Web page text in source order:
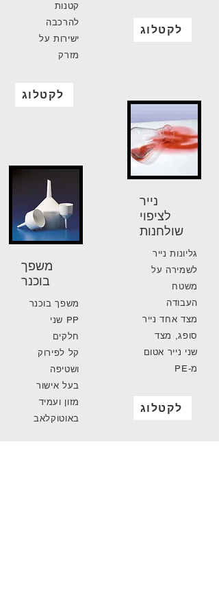
לקטלוג
נייר
לציפוי
שולחנות
גליונות נייר
לשמירה על
משטח
העבודה
מצד אחד נייר
סופג, מצד
שני נייר אטום
מ-PE
לקטלוג
קטנות
להרכבה
ישירות על
מזרק
לקטלוג
משפך
בוכנר
משפך בוכנר
PP שני
חלקים
קל לפירוק
ושטיפה
בעל אישור
מזון ועמיד
באוטוקלאב